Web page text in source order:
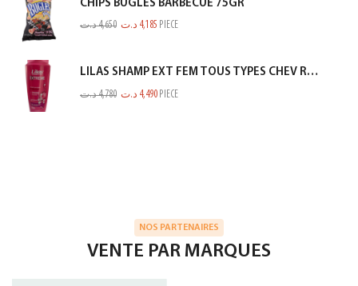
CHIPS BUGLES BARBECUE 75GR
4,650د.ت 4,185 د.ت PIECE
LILAS SHAMP EXT FEM TOUS TYPES CHEV ROSE 350ML
4,780د.ت 4,490 د.ت PIECE
NOS PARTENAIRES
VENTE PAR MARQUES